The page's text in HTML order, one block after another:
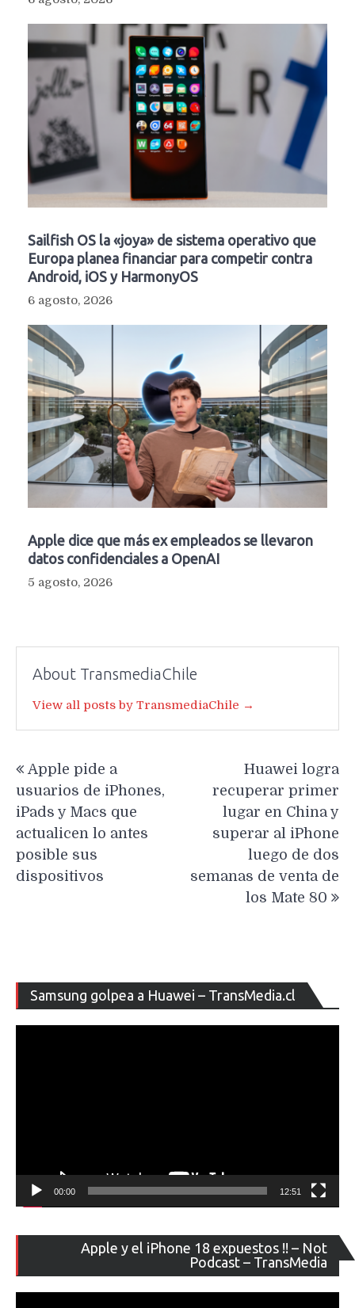
Sailfish OS la «joya» de sistema operativo que
Europa planea financiar para competir contra
Android, iOS y HarmonyOS
6 agosto, 2026
Apple dice que más ex empleados se llevaron
datos confidenciales a OpenAI
5 agosto, 2026
About TransmediaChile
View all posts by TransmediaChile →
de
entradas
Apple pide a
usuarios de iPhones,
iPads y Macs que
actualicen lo antes
posible sus
dispositivos
Huawei logra
recuperar primer
lugar en China y
superar al iPhone
luego de dos
semanas de venta de
los Mate 80
Samsung golpea a Huawei – TransMedia.cl
de
00:00 12:51
Apple y el iPhone 18 expuestos !! – Not
Podcast – TransMedia
de